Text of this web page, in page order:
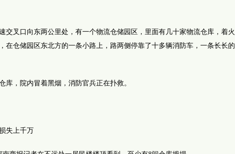
叉口向东两公里处，有一个物流仓储园区，里面有几十家物流仓库，着火
在仓储园区东北方的一条小路上，路两侧停靠了十多辆消防车，一条长长的
，院内冒着黑烟，消防官兵正在扑救。
失上千万